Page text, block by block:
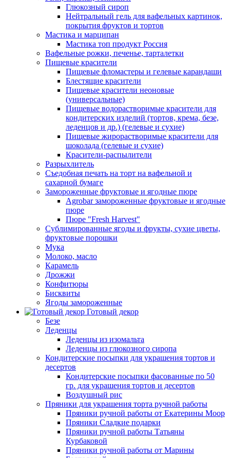
Глюкозный сироп
Нейтральный гель для вафельных картинок,
покрытия фруктов и тортов
Мастика и марципан
Мастика топ продукт Россия
Вафельные рожки, печенье, тарталетки
Пищевые красители
Пищевые фломастеры и гелевые карандаши
Блестящие красители
Пищевые красители неоновые
(универсальные)
Пищевые водорастворимые красители для
кондитерских изделий (тортов, крема, безе,
леденцов и др.) (гелевые и сухие)
Пищевые жирорастворимые красители для
шоколада (гелевые и сухие)
Красители-распылители
Разрыхлитель
Съедобная печать на торт на вафельной и
сахарной бумаге
Замороженные фруктовые и ягодные пюре
Agrobar замороженные фруктовые и ягодные
пюре
Пюре "Fresh Harvest"
Сублимированные ягоды и фрукты, сухие цветы,
фруктовые порошки
Мука
Молоко, масло
Карамель
Дрожжи
Конфитюры
Бисквиты
Ягоды замороженные
Готовый декор
Безе
Леденцы
Леденцы из изомальта
Леденцы из глюкозного сиропа
Кондитерские посыпки для украшения тортов и
десертов
Кондитерские посыпки фасованные по 50
гр. для украшения тортов и десертов
Воздушный рис
Пряники для украшения торта ручной работы
Пряники ручной работы от Екатерины Моор
Пряники Сладкие подарки
Пряники ручной работы Татьяны
Курбаковой
Пряники ручной работы от Марины